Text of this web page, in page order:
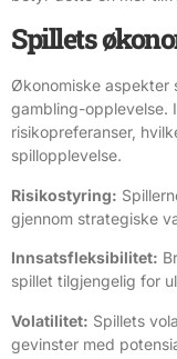
Spillets
Økonomiske aspekter
gambling-opplevelse.
risikopreferanser,
spillopplevelse.
Risikostyring:
gjennom strategiske
Innsatsfleksibilitet:
spillet tilgjengelig for
Volatilitet: Spillets
gevinster med